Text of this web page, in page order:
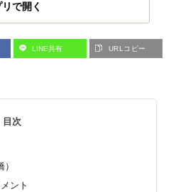
で開く
LINE共有 URLコピー
目次
ント